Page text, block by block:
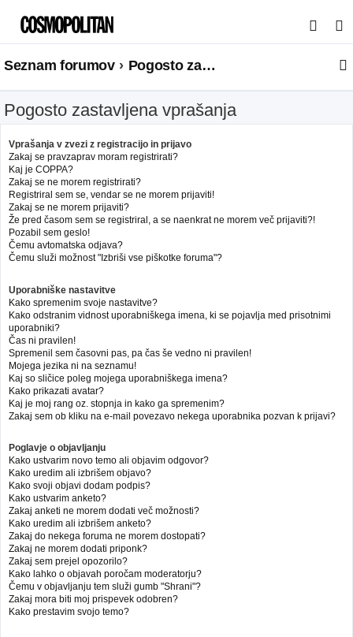
s
a
Seznam forumov Pogosto zastavljena vprašanja
Pogosto zastavljena vprašanja
Vprašanja v zvezi z registracijo in prijavo
Zakaj se pravzaprav moram registrirati?
Kaj je COPPA?
Zakaj se ne morem registrirati?
Registriral sem se, vendar se ne morem prijaviti!
Zakaj se ne morem prijaviti?
Že pred časom sem se registriral, a se naenkrat ne morem več prijaviti?!
Pozabil sem geslo!
Čemu avtomatska odjava?
Čemu služi možnost "Izbriši vse piškotke foruma"?
Uporabniške nastavitve
Kako spremenim svoje nastavitve?
Kako odstranim vidnost uporabniškega imena, ki se pojavlja med prisotnimi
uporabniki?
Čas ni pravilen!
Spremenil sem časovni pas, pa čas še vedno ni pravilen!
Mojega jezika ni na seznamu!
Kaj so sličice poleg mojega uporabniškega imena?
Kako prikazati avatar?
Kaj je moj rang oz. stopnja in kako ga spremenim?
Zakaj sem ob kliku na e-mail povezavo nekega uporabnika pozvan k prijavi?
Poglavje o objavljanju
Kako ustvarim novo temo ali objavim odgovor?
Kako uredim ali izbrišem objavo?
Kako svoji objavi dodam podpis?
Kako ustvarim anketo?
Zakaj anketi ne morem dodati več možnosti?
Kako uredim ali izbrišem anketo?
Zakaj do nekega foruma ne morem dostopati?
Zakaj ne morem dodati priponk?
Zakaj sem prejel opozorilo?
Kako lahko o objavah poročam moderatorju?
Čemu v objavljanju tem služi gumb "Shrani"?
Zakaj mora biti moj prispevek odobren?
Kako prestavim svojo temo?